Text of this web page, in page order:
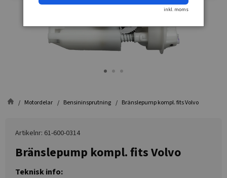
Motordelar Bensininsprutning Bränslepump kompl. fits Volvo
Artikelnr: 61-600-0314
Bränslepump kompl. fits Volvo
Teknisk info:
inkl. moms